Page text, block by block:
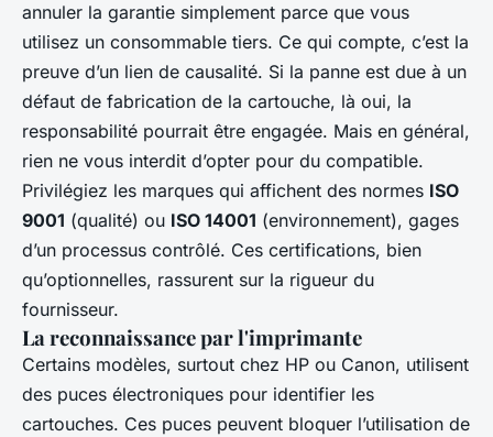
annuler la garantie simplement parce que vous
utilisez un consommable tiers. Ce qui compte, c’est la
preuve d’un lien de causalité. Si la panne est due à un
défaut de fabrication de la cartouche, là oui, la
responsabilité pourrait être engagée. Mais en général,
rien ne vous interdit d’opter pour du compatible.
Privilégiez les marques qui affichent des normes ISO
9001 (qualité) ou ISO 14001 (environnement), gages
d’un processus contrôlé. Ces certifications, bien
qu’optionnelles, rassurent sur la rigueur du
fournisseur.
La reconnaissance par l'imprimante
Certains modèles, surtout chez HP ou Canon, utilisent
des puces électroniques pour identifier les
cartouches. Ces puces peuvent bloquer l’utilisation de